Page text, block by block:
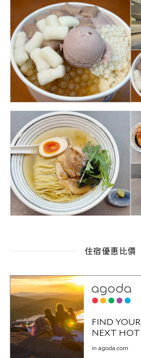
住宿優惠比價